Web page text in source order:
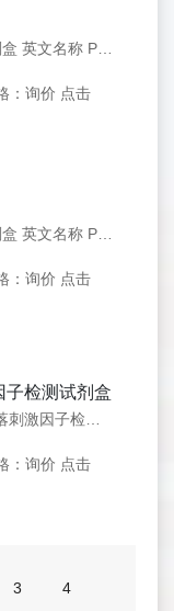
：询价 点击
：询价 点击
子检测试剂盒
：询价 点击
3 4